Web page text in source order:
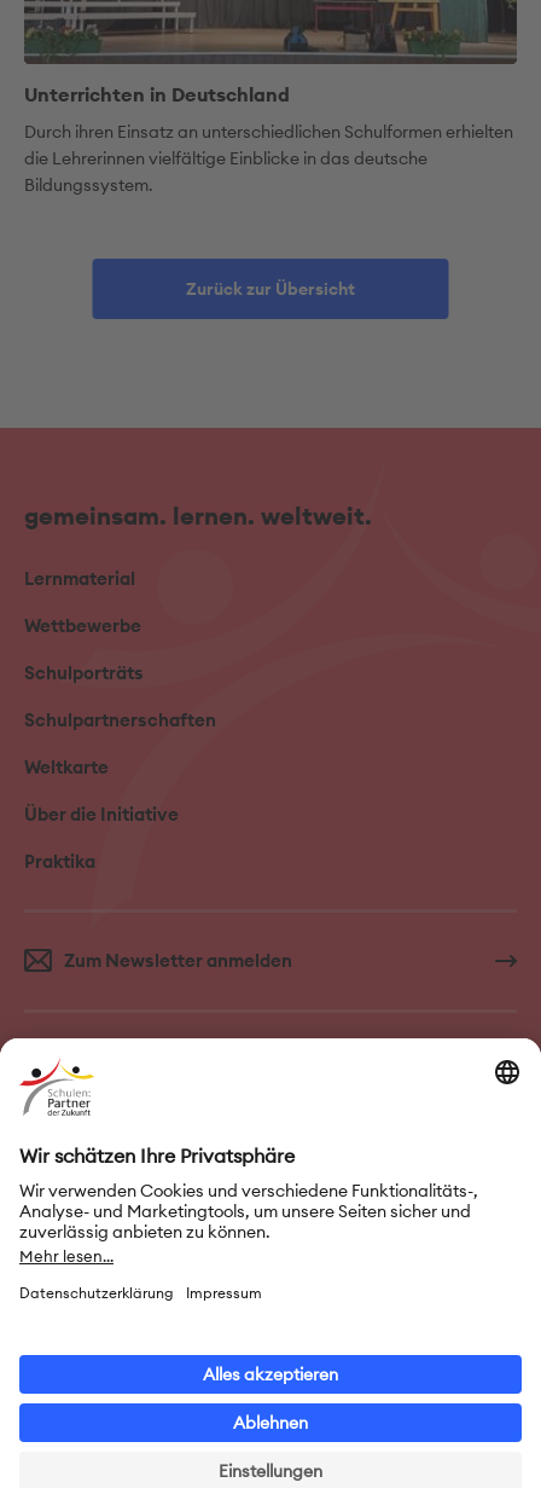
Unterrichten in Deutschland
Durch ihren Einsatz an unterschiedlichen Schulformen erhielten
die Lehrerinnen vielfältige Einblicke in das deutsche
Bildungssystem.
Zurück zur Übersicht
gemeinsam. lernen. weltweit.
Lernmaterial
Wettbewerbe
Schulporträts
Schulpartnerschaften
Weltkarte
Über die Initiative
Praktika
Zum Newsletter anmelden
FAQ–Häufige Fragen Kontakt
Nutzungsbedingungen
Datenschutz
Privatsphäre-Einstellungen
Leichte Sprache
Erklärung zur Barrierefreiheit
© 2026 Initiative „Schulen: Partner der Zukunft“ (PASCH)